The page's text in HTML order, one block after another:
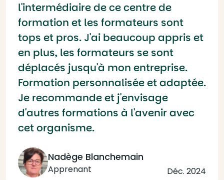
l'intermédiaire de ce centre de
formation et les formateurs sont
tops et pros. J'ai beaucoup appris et
en plus, les formateurs se sont
déplacés jusqu'à mon entreprise.
Formation personnalisée et adaptée.
Je recommande et j'envisage
d'autres formations à l'avenir avec
cet organisme.
Nadège Blanchemain
Apprenant Déc. 2024